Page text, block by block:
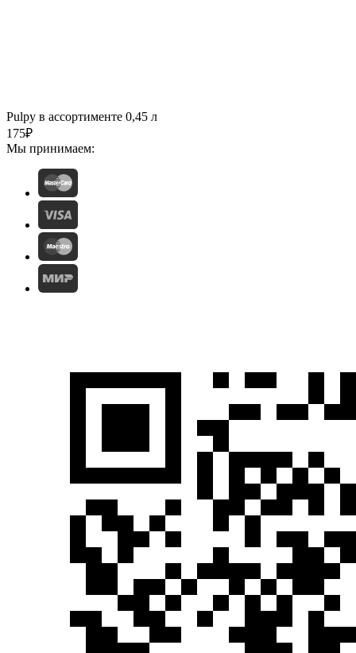
Pulpy в ассортименте 0,45 л
175₽
Мы принимаем: